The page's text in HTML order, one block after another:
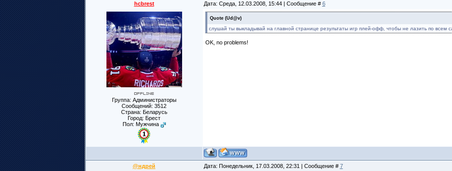
hcbrest Дата: Среда, 12.03.2008, 15:44 | Сообщение # 6
Группа: Администраторы
Сообщений: 3512
Страна: Беларусь
Город: Брест
Пол: Мужчина
Quote(Ud@v)
слушай ты выкладывай на главной странице результаты игр плей-офф, чтобы не лазить по всем
OK, no problems!
@ндрей Дата: Понедельник, 17.03.2008, 22:31 | Сообщение # 7